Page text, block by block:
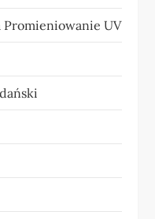
Promieniowanie UV